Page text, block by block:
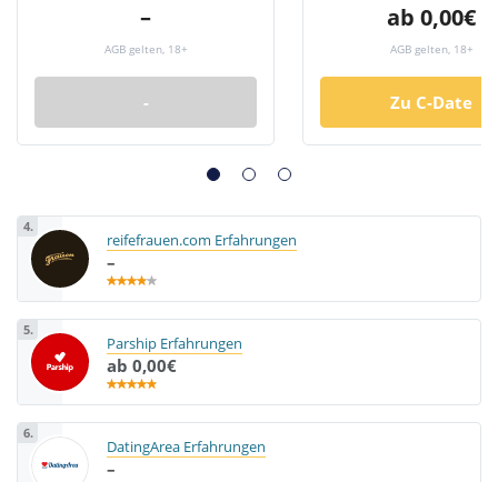
–
AGB gelten, 18+
-
ab 0,00€
AGB gelten, 18+
Zu C-Date
4.
reifefrauen.com Erfahrungen
–
5.
Parship Erfahrungen
ab 0,00€
6.
DatingArea Erfahrungen
–